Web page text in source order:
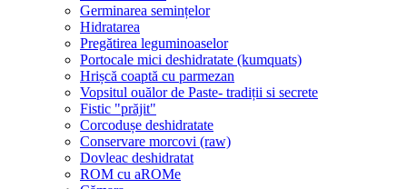
Germinarea semințelor
Hidratarea
Pregătirea leguminoaselor
Portocale mici deshidratate (kumquats)
Hrișcă coaptă cu parmezan
Vopsitul ouălor de Paste- tradiții si secrete
Fistic "prăjit"
Corcodușe deshidratate
Conservare morcovi (raw)
Dovleac deshidratat
ROM cu aROMe